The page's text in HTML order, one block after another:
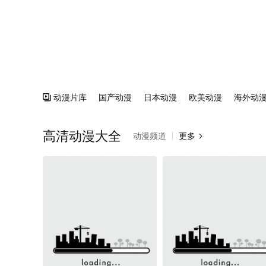
 动漫片库 国产动漫 日本动漫 欧美动漫 海外动
高清动漫大全 动漫频道 更多 